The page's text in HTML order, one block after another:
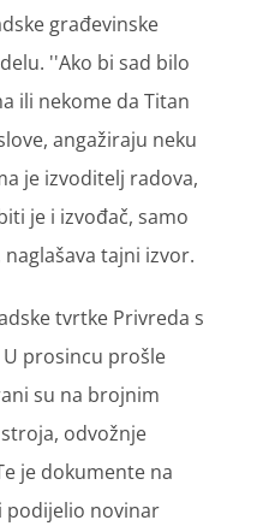
građevinske
''Ako bi sad bilo
ili nekome da Titan
angažiraju neku
je izvoditelj radova,
je i izvođač, samo
tajni izvor.
tvrtke Privreda s
prosincu prošle
su na brojnim
odvožnje
je dokumente na
podijelio novinar